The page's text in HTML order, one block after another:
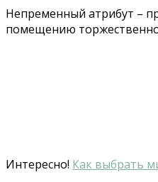
Непременный атрибут –
помещению
Интересно! Как выбрать